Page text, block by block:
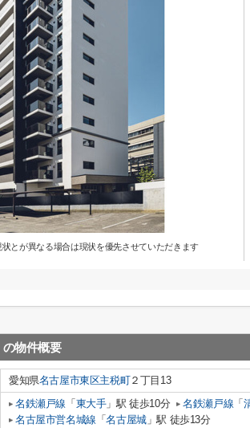
とが異なる場合は現状を優先させていただきます
の物件概要
愛知県名古屋市東区主税町２丁目13
名鉄瀬戸線 「 東大手」駅 徒歩10分 名鉄瀬戸線 「
名古屋市営名城線 「名古屋城」駅 徒歩13分